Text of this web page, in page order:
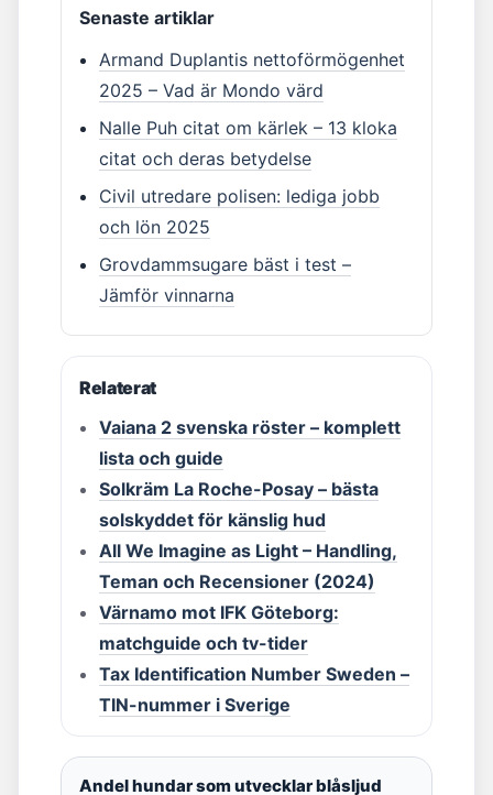
Senaste artiklar
Armand Duplantis nettoförmögenhet
2025 – Vad är Mondo värd
Nalle Puh citat om kärlek – 13 kloka
citat och deras betydelse
Civil utredare polisen: lediga jobb
och lön 2025
Grovdammsugare bäst i test –
Jämför vinnarna
Relaterat
Vaiana 2 svenska röster – komplett
lista och guide
Solkräm La Roche-Posay – bästa
solskyddet för känslig hud
All We Imagine as Light – Handling,
Teman och Recensioner (2024)
Värnamo mot IFK Göteborg:
matchguide och tv-tider
Tax Identification Number Sweden –
TIN-nummer i Sverige
Andel hundar som utvecklar blåsljud